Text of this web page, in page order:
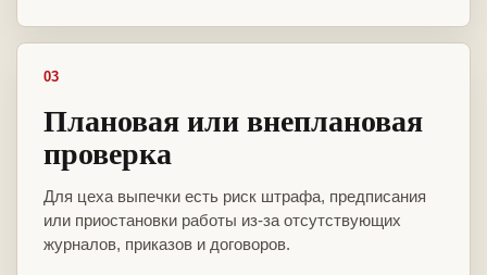
03
Плановая или внеплановая
проверка
Для цеха выпечки есть риск штрафа, предписания
или приостановки работы из-за отсутствующих
журналов, приказов и договоров.